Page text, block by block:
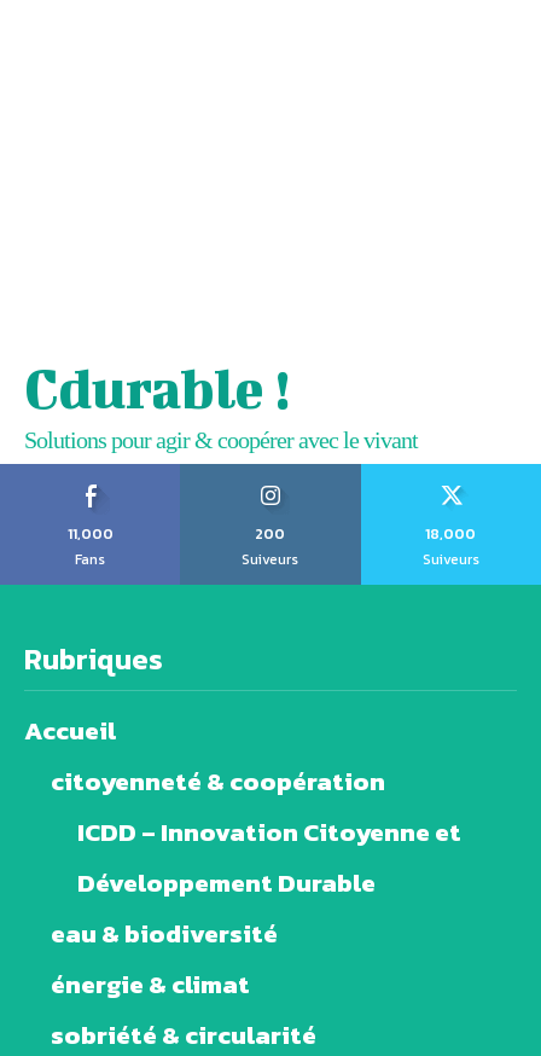
Cdurable !
Solutions pour agir & coopérer avec le vivant
11,000
Fans
200
Suiveurs
18,000
Suiveurs
Rubriques
Accueil
citoyenneté & coopération
ICDD – Innovation Citoyenne et
Développement Durable
eau & biodiversité
énergie & climat
sobriété & circularité